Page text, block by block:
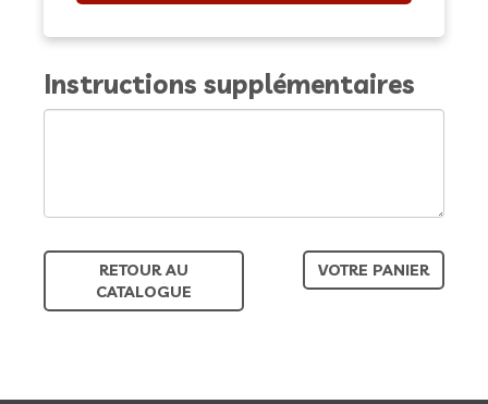
Instructions supplémentaires
RETOUR AU
CATALOGUE
VOTRE PANIER